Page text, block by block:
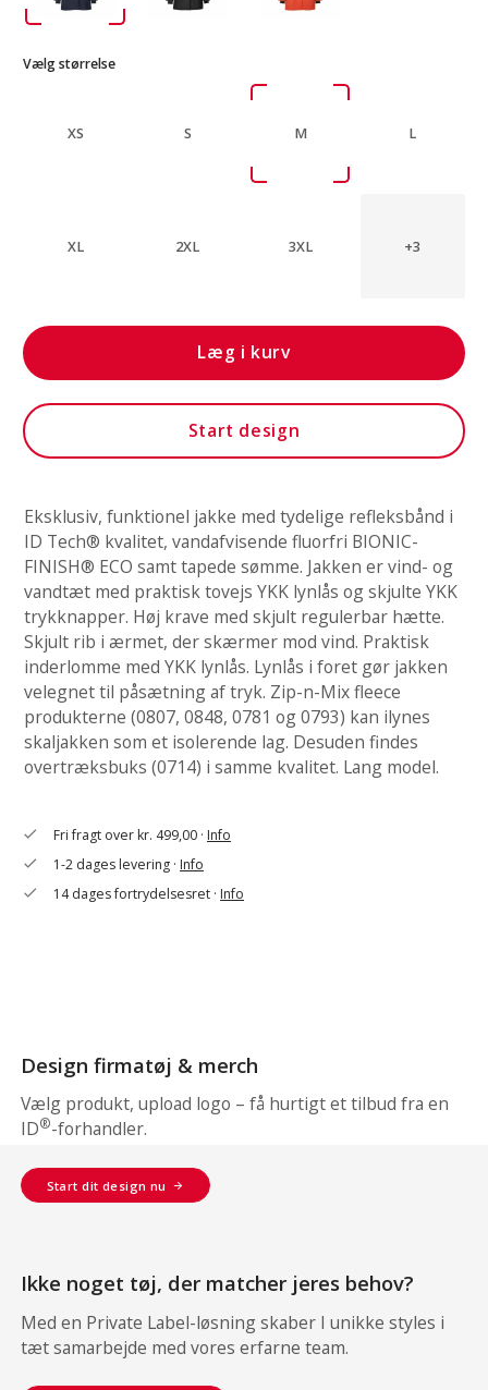
Vælg størrelse
XS S M L
XL 2XL 3XL +3
Læg i kurv
Start design
Eksklusiv, funktionel jakke med tydelige refleksbånd i
ID Tech® kvalitet, vandafvisende fluorfri BIONIC-
FINISH® ECO samt tapede sømme. Jakken er vind- og
vandtæt med praktisk tovejs YKK lynlås og skjulte YKK
trykknapper. Høj krave med skjult regulerbar hætte.
Skjult rib i ærmet, der skærmer mod vind. Praktisk
inderlomme med YKK lynlås. Lynlås i foret gør jakken
velegnet til påsætning af tryk. Zip-n-Mix fleece
produkterne (0807, 0848, 0781 og 0793) kan ilynes
skaljakken som et isolerende lag. Desuden findes
overtræksbuks (0714) i samme kvalitet. Lang model.
check Fri fragt over kr. 499,00 ·Info
check 1-2 dages levering ·Info
check 14 dages fortrydelsesret ·Info
Design firmatøj & merch
Vælg produkt, upload logo – få hurtigt et tilbud fra en
ID®-forhandler.
Start dit design nu
Ikke noget tøj, der matcher jeres behov?
Med en Private Label-løsning skaber I unikke styles i
tæt samarbejde med vores erfarne team.